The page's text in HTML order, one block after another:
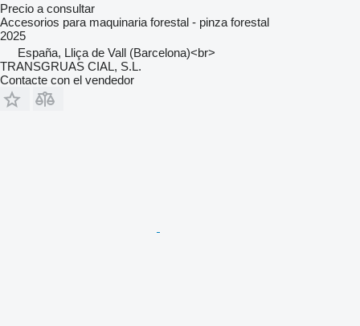
Precio a consultar
Accesorios para maquinaria forestal - pinza forestal
2025
España, Lliça de Vall (Barcelona)<br>
TRANSGRUAS CIAL, S.L.
Contacte con el vendedor